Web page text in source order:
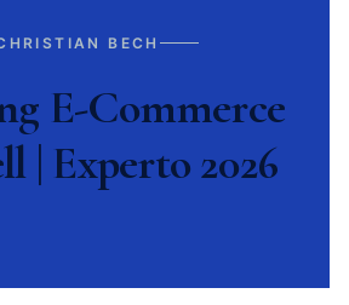
BECH
E-Commerce
| Experto 2026